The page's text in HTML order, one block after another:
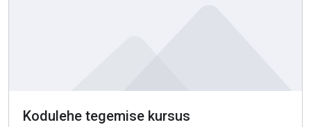
Kodulehe tegemise kursus